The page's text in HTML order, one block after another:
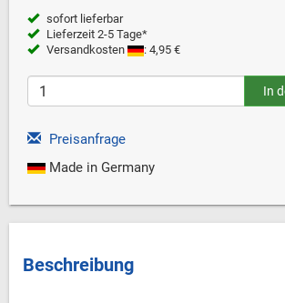
sofort lieferbar
Lieferzeit 2-5 Tage*
Versandkosten
: 4,95 €
Preisanfrage
Made in Germany
Beschreibung